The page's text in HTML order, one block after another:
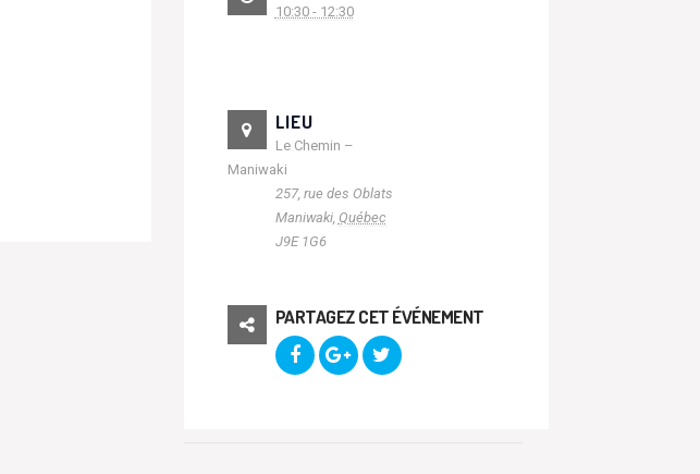
10:30 - 12:30
LIEU
Le Chemin –
Maniwaki
257, rue des Oblats
Maniwaki, Québec
J9E 1G6
PARTAGEZ CET ÉVÉNEMENT